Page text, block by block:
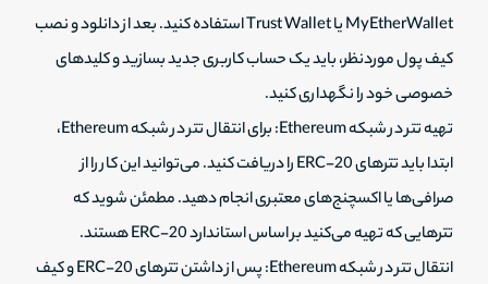
MyEtherWallet یا Trust Wallet استفاده کنید. بعد از دانلود و نصب
کیف پول موردنظر، باید یک حساب کاربری جدید بسازید و کلیدهای
خصوصی خود را نگهداری کنید.
تهیه تتر در شبکه Ethereum: برای انتقال تتر در شبکه Ethereum،
ابتدا باید تترهای ERC-20 را دریافت کنید. می‌توانید این کار را از
صرافی‌ها یا اکسچنج‌های معتبری انجام دهید. مطمئن شوید که
تترهایی که تهیه می‌کنید بر اساس استاندارد ERC-20 هستند.
انتقال تتر در شبکه Ethereum: پس از داشتن تترهای ERC-20 و کیف